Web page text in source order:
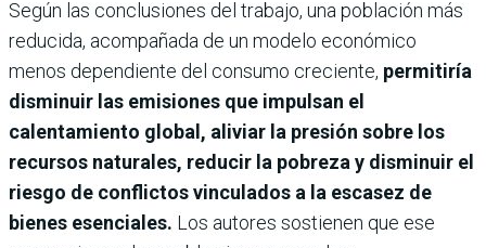
Según las conclusiones del trabajo, una población más
reducida, acompañada de un modelo económico
menos dependiente del consumo creciente, permitiría
disminuir las emisiones que impulsan el
calentamiento global, aliviar la presión sobre los
recursos naturales, reducir la pobreza y disminuir el
riesgo de conflictos vinculados a la escasez de
bienes esenciales. Los autores sostienen que ese